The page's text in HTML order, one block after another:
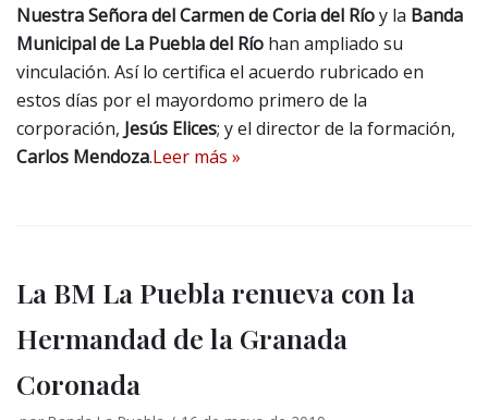
Nuestra Señora del Carmen de Coria del Ríoy la Banda
Municipal de La Puebla del Río han ampliado su
vinculación. Así lo certifica el acuerdo rubricado en
estos días por el mayordomo primero de la
corporación, Jesús Elices; y el director de la formación,
Carlos Mendoza.Leer más »
La BM La Puebla renueva con la
Hermandad de la Granada
Coronada